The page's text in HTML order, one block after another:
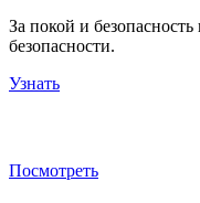
За покой и
безопасности.
Узнать
Посмотреть